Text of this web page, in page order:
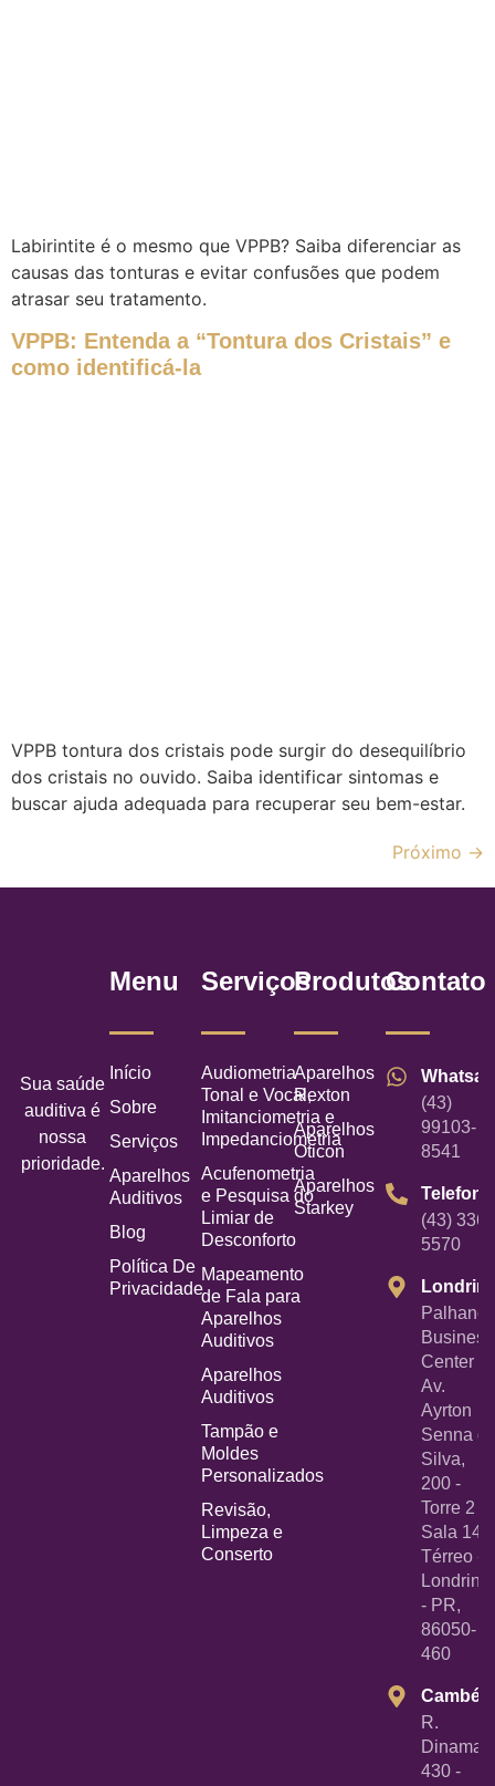
Labirintite é o mesmo que VPPB? Saiba diferenciar as
causas das tonturas e evitar confusões que podem
atrasar seu tratamento.
VPPB: Entenda a “Tontura dos Cristais” e
como identificá-la
VPPB tontura dos cristais pode surgir do desequilíbrio
dos cristais no ouvido. Saiba identificar sintomas e
buscar ajuda adequada para recuperar seu bem-estar.
Próximo →
Sua saúde
auditiva é
nossa
prioridade.
Menu
Início
Sobre
Serviços
Aparelhos
Auditivos
Blog
Política De
Privacidade
Serviços
Audiometria
Tonal e Vocal,
Imitanciometria e
Impedanciometria
Acufenometria
e Pesquisa do
Limiar de
Desconforto
Mapeamento
de Fala para
Aparelhos
Auditivos
Aparelhos
Auditivos
Tampão e
Moldes
Personalizados
Revisão,
Limpeza e
Conserto
Produtos
Aparelhos
Rexton
Aparelhos
Oticon
Aparelhos
Starkey
Contato
(43)
99103-
8541
Telefone
(43)
5570
Palhano
Business
Center -
Av.
Ayrton
Senna
Silva,
200 -
Torre 2 -
Sala 14
Térreo -
Londrina
- PR,
86050-
460
Cambé
R.
430 -